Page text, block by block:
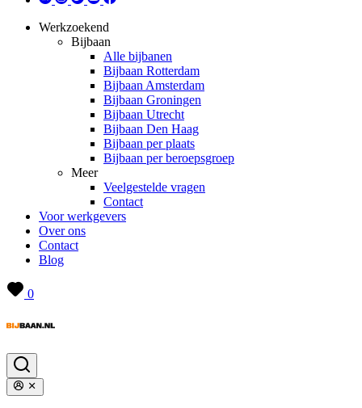
Werkzoekend
Bijbaan
Alle bijbanen
Bijbaan Rotterdam
Bijbaan Amsterdam
Bijbaan Groningen
Bijbaan Utrecht
Bijbaan Den Haag
Bijbaan per plaats
Bijbaan per beroepsgroep
Meer
Veelgestelde vragen
Contact
Voor werkgevers
Over ons
Contact
Blog
0